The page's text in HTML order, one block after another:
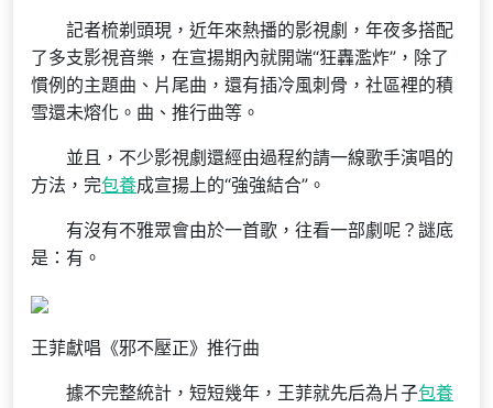
記者梳剃頭現，近年來熱播的影視劇，年夜多搭配
了多支影視音樂，在宣揚期內就開端“狂轟濫炸”，除了
慣例的主題曲、片尾曲，還有插冷風刺骨，社區裡的積
雪還未熔化。曲、推行曲等。
並且，不少影視劇還經由過程約請一線歌手演唱的
方法，完包養成宣揚上的“強強結合”。
有沒有不雅眾會由於一首歌，往看一部劇呢？謎底
是：有。
王菲獻唱《邪不壓正》推行曲
據不完整統計，短短幾年，王菲就先后為片子包養